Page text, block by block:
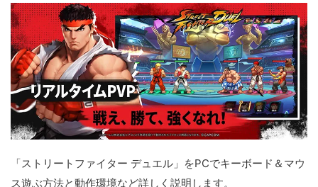
「ストリートファイター デュエル」をPCでキーボード＆マウ
ス遊ぶ方法と動作環境など詳しく説明します。